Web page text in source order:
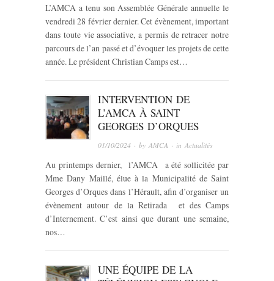
L’AMCA a tenu son Assemblée Générale annuelle le
vendredi 28 février dernier. Cet évènement, important
dans toute vie associative, a permis de retracer notre
parcours de l’an passé et d’évoquer les projets de cette
année. Le président Christian Camps est…
INTERVENTION DE
L’AMCA À SAINT
GEORGES D’ORQUES
01/10/2024 · byAMCA · inActualités
Au printemps dernier, l’AMCA a été sollicitée par
Mme Dany Maillé, élue à la Municipalité de Saint
Georges d’Orques dans l’Hérault, afin d’organiser un
évènement autour de la Retirada et des Camps
d’Internement. C’est ainsi que durant une semaine,
nos…
UNE ÉQUIPE DE LA